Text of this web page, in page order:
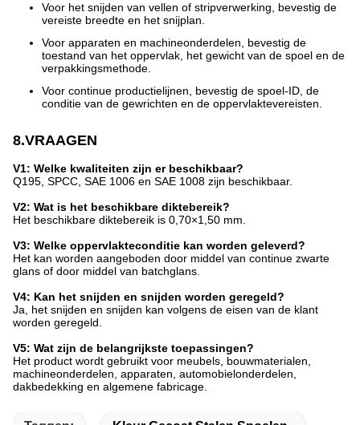
Voor het snijden van vellen of stripverwerking, bevestig de
vereiste breedte en het snijplan.
Voor apparaten en machineonderdelen, bevestig de
toestand van het oppervlak, het gewicht van de spoel en de
verpakkingsmethode.
Voor continue productielijnen, bevestig de spoel-ID, de
conditie van de gewrichten en de oppervlaktevereisten.
8.VRAAGEN
V1: Welke kwaliteiten zijn er beschikbaar?
Q195, SPCC, SAE 1006 en SAE 1008 zijn beschikbaar.
V2: Wat is het beschikbare diktebereik?
Het beschikbare diktebereik is 0,70×1,50 mm.
V3: Welke oppervlakteconditie kan worden geleverd?
Het kan worden aangeboden door middel van continue zwarte
glans of door middel van batchglans.
V4: Kan het snijden en snijden worden geregeld?
Ja, het snijden en snijden kan volgens de eisen van de klant
worden geregeld.
V5: Wat zijn de belangrijkste toepassingen?
Het product wordt gebruikt voor meubels, bouwmaterialen,
machineonderdelen, apparaten, automobielonderdelen,
dakbedekking en algemene fabricage.